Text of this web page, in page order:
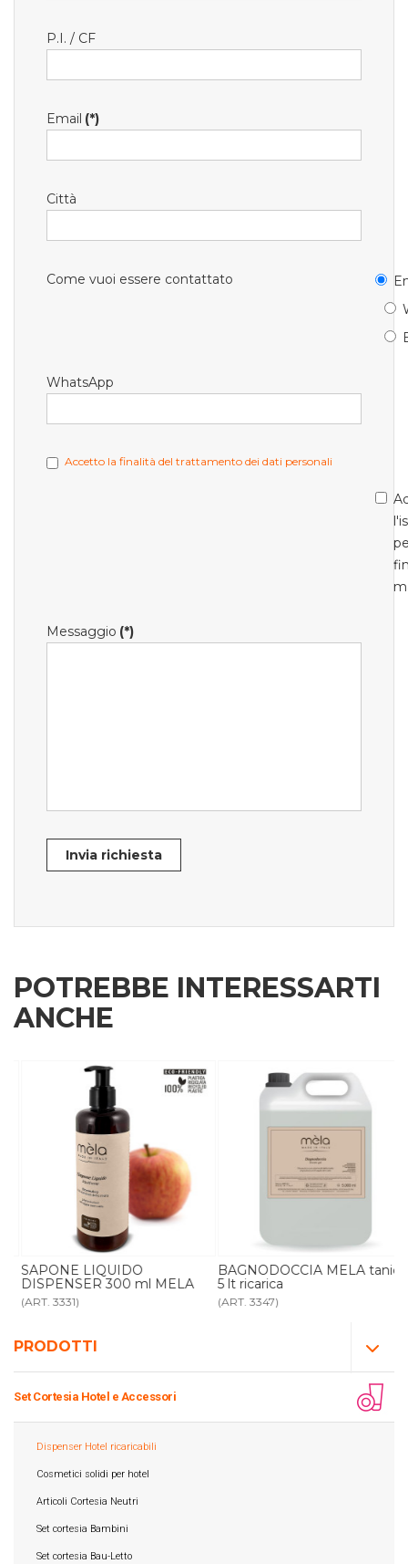
PRODOTTI
Set Cortesia Hotel e Accessori
Dispenser Hotel ricaricabili
Cosmetici solidi per hotel
Articoli Cortesia Neutri
Set cortesia Bambini
Set cortesia Bau-Letto
P.I. / CF
Email (*)
Città
Come vuoi essere contattato
WhatsApp
Accetto la finalità del trattamento dei dati personali
Messaggio (*)
Invia richiesta
POTREBBE INTERESSARTI
ANCHE
SAPONE LIQUIDO
DISPENSER 300 ml MELA
(ART. 3331)
BAGNODOCCIA MELA tanica
5 lt ricarica
(ART. 3347)